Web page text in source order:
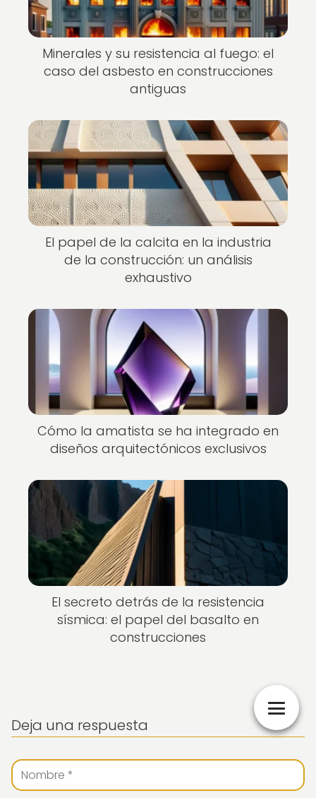
Minerales y su resistencia al fuego: el
caso del asbesto en construcciones
antiguas
El papel de la calcita en la industria
de la construcción: un análisis
exhaustivo
Cómo la amatista se ha integrado en
diseños arquitectónicos exclusivos
El secreto detrás de la resistencia
sísmica: el papel del basalto en
construcciones
Deja una respuesta